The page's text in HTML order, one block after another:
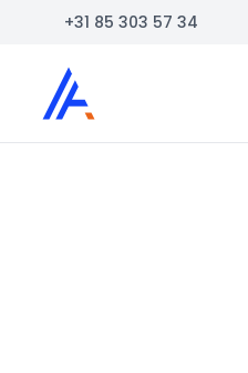
+31 85 303 57 34
Auto Atlas